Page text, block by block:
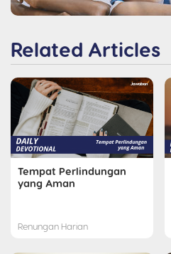
Related Articles
Tempat Perlindungan
yang Aman
Renungan Harian